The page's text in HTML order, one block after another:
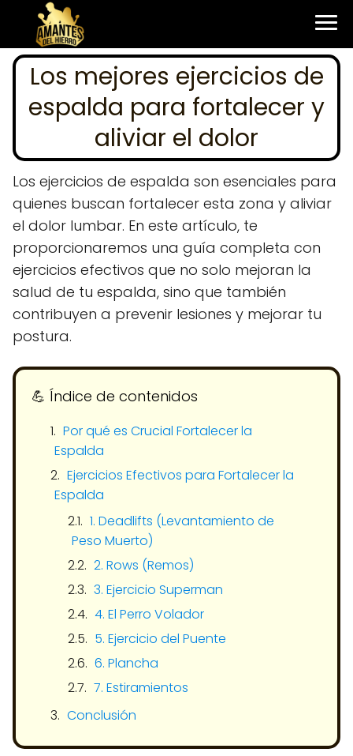
Los mejores ejercicios de
espalda para fortalecer y
aliviar el dolor
Los ejercicios de espalda son esenciales para
quienes buscan fortalecer esta zona y aliviar
el dolor lumbar. En este artículo, te
proporcionaremos una guía completa con
ejercicios efectivos que no solo mejoran la
salud de tu espalda, sino que también
contribuyen a prevenir lesiones y mejorar tu
postura.
💪​ Índice de contenidos
Por qué es Crucial Fortalecer la
Espalda
Ejercicios Efectivos para Fortalecer la
Espalda
1. Deadlifts (Levantamiento de
Peso Muerto)
2. Rows (Remos)
3. Ejercicio Superman
4. El Perro Volador
5. Ejercicio del Puente
6. Plancha
7. Estiramientos
Conclusión